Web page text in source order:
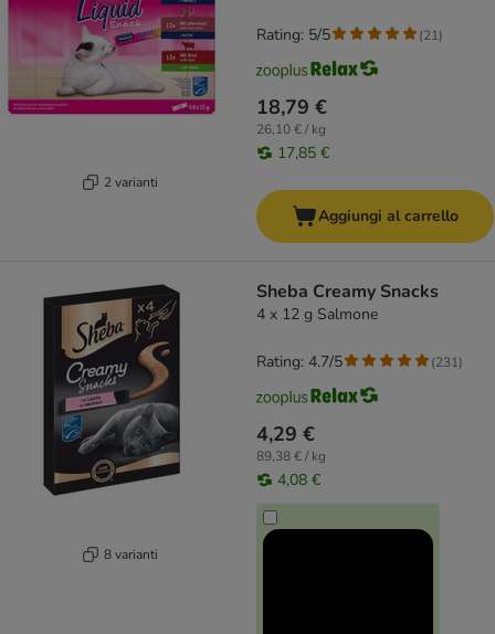
2 varianti
18,79 €
26,10 € / kg
17,85 €
Rating: 5/5 (21)
Aggiungi al carrello
8 varianti
Sheba Creamy Snacks
4 x 12 g Salmone
4,29 €
89,38 € / kg
4,08 €
Rating: 4.7/5 (231)